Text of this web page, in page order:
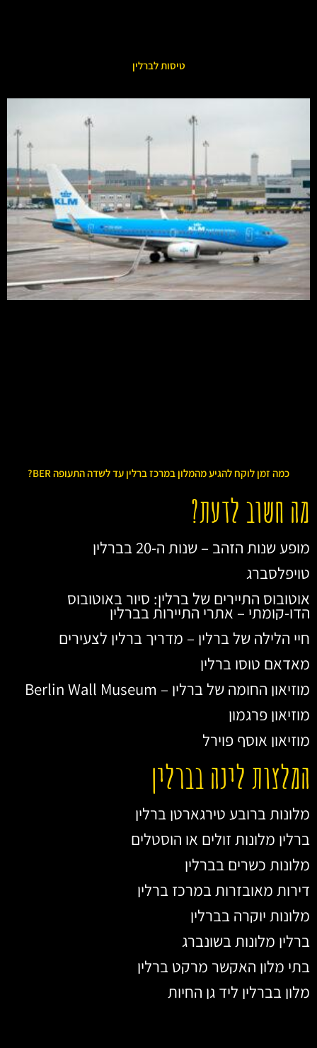
טיסות לברלין
כמה זמן לוקח להגיע מהמלון במרכז ברלין עד לשדה התעופה BER?
מה חשוב לדעת?
מופע שנות הזהב – שנות ה-20 בברלין
טויפלסברג
אוטובוס התיירים של ברלין: סיור באוטובוס
הדו-קומתי – אתרי התיירות בברלין
חיי הלילה של ברלין – מדריך ברלין לצעירים
מאדאם טוסו ברלין
מוזיאון החומה של ברלין – Berlin Wall Museum
מוזיאון פרגמון
מוזיאון אוסף פוירל
המלצות לינה בברלין
מלונות ברובע טירגארטן ברלין
ברלין מלונות זולים או הוסטלים
מלונות כשרים בברלין
דירות מאובזרות במרכז ברלין
מלונות יוקרה בברלין
ברלין מלונות בשונברג
בתי מלון האקשר מרקט ברלין
מלון בברלין ליד גן החיות